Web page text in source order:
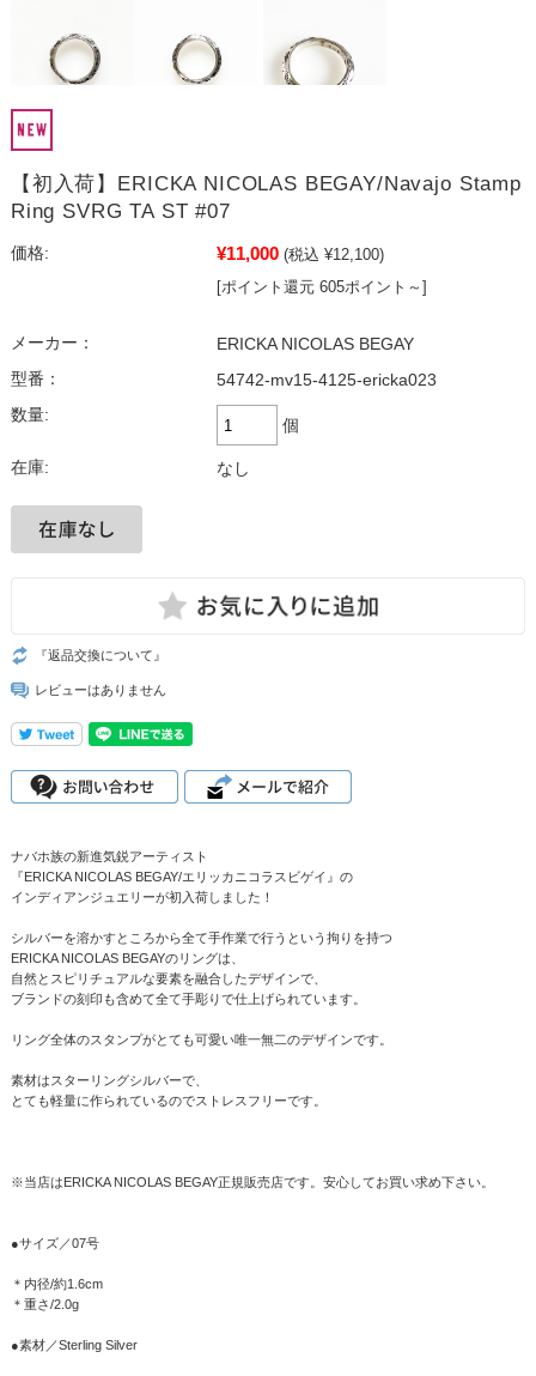
【初入荷】ERICKA NICOLAS BEGAY/Navajo Stamp
Ring SVRG TA ST #07
価格: ¥11,000 (税込 ¥12,100)
[ポイント還元 605ポイント～]
メーカー：
ERICKA NICOLAS BEGAY
型番：
54742-mv15-4125-ericka023
数量:
個
在庫: なし
『返品交換について』
レビューはありません
ナバホ族の新進気鋭アーティスト
『ERICKA NICOLAS BEGAY/エリッカニコラスビゲイ』の
インディアンジュエリーが初入荷しました！
シルバーを溶かすところから全て手作業で行うという拘りを持つ
ERICKA NICOLAS BEGAYのリングは、
自然とスピリチュアルな要素を融合したデザインで、
ブランドの刻印も含めて全て手彫りで仕上げられています。
リング全体のスタンプがとても可愛い唯一無二のデザインです。
素材はスターリングシルバーで、
とても軽量に作られているのでストレスフリーです。
※当店はERICKA NICOLAS BEGAY正規販売店です。安心してお買い求め下さい。
●サイズ／07号
＊内径/約1.6cm
＊重さ/2.0g
●素材／Sterling Silver